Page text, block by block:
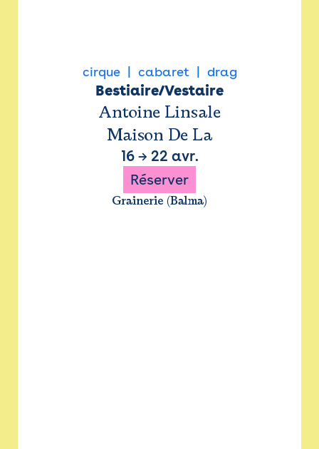
cirque cabaret drag
Bestiaire/Vestaire
Antoine Linsale
Maison De La
16→ 22 avr.
Réserver
Grainerie (Balma)